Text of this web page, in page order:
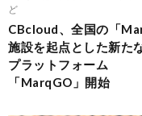
ど
CBcloud、全国の「
施設を起点とした新た
プラットフォーム
「MarqGO」開始